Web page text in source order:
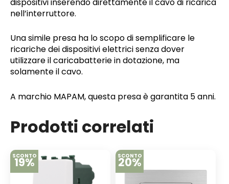
nell’interruttore.
Una simile presa ha lo scopo di semplificare le
ricariche dei dispositivi elettrici senza dover
utilizzare il caricabatterie in dotazione, ma
solamente il cavo.
A marchio MAPAM, questa presa è garantita 5 anni.
Prodotti correlati
SCONTO
19% SCONTO
20%